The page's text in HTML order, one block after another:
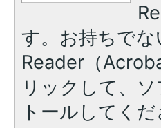
す。お持ちで
Reader（
リックして、
トールしてくだ